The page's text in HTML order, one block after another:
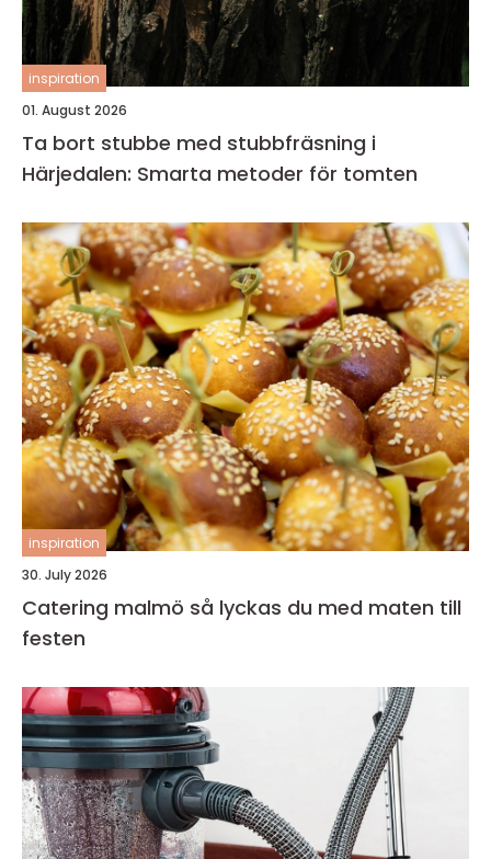
inspiration
01. August 2026
Ta bort stubbe med stubbfräsning i
Härjedalen: Smarta metoder för tomten
inspiration
30. July 2026
Catering malmö så lyckas du med maten till
festen